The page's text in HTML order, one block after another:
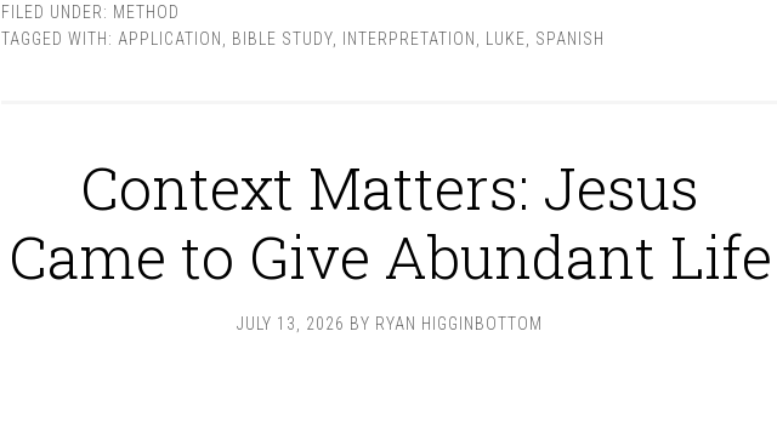
FILED UNDER: METHOD
TAGGED WITH: APPLICATION BIBLE STUDY INTERPRETATION LUKE SPANISH
Context Matters: Jesus
Came to Give Abundant Life
JULY 13, 2026 BY RYAN HIGGINBOTTOM